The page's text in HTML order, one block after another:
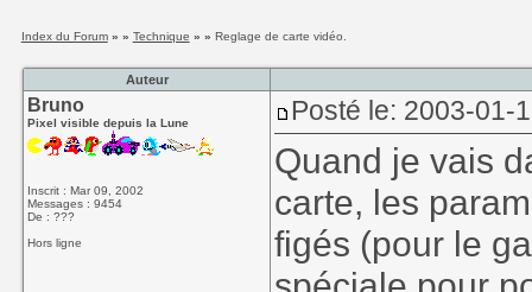
Index du Forum» » Technique » » Reglage de carte vidéo.
Auteur
Bruno
Pixel visible depuis la Lune
Inscrit : Mar 09, 2002
Messages : 9454
De : ???
Hors ligne
Posté le: 2003-01-
Quand je vais
carte, les
figés (pour le